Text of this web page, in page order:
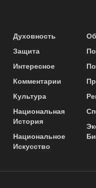
Духовность
Защита
Интересное
Комментарии
Культура
Национальная
История
Национальное
Искусство